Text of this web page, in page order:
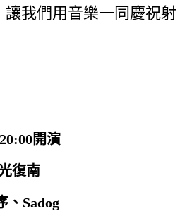
我們用音樂一同慶祝射
開演
復南
、Sadog